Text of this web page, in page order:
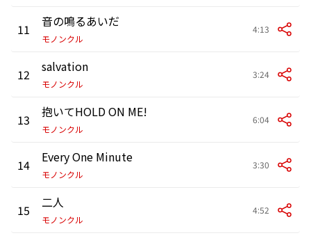
11 音の鳴るあいだ
モノンクル
4:13
12 salvation
モノンクル
3:24
13 抱いてHOLD ON ME!
モノンクル
6:04
14 Every One Minute
モノンクル
3:30
15 二人
モノンクル
4:52